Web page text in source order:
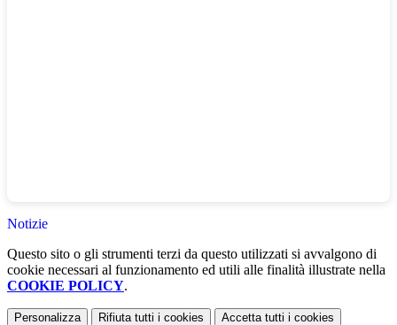
Notizie
Questo sito o gli strumenti terzi da questo utilizzati si avvalgono di
cookie necessari al funzionamento ed utili alle finalità illustrate nella
COOKIE POLICY.
Personalizza Rifiuta tutti i cookies Accetta tutti i cookies